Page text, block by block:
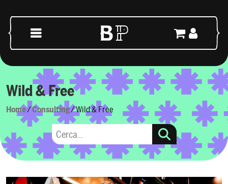
Navigazione principale
Wild & Free
Home/Consulting/ Wild & Free